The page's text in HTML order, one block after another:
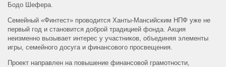
Бодо Шефера.
Семейный «Финтест» проводится Ханты-Мансийским НПФ уже не
первый год и становится доброй традицией фонда. Акция
неизменно вызывает интерес у участников, объединяя элементы
игры, семейного досуга и финансового просвещения.
Проект направлен на повышение финансовой грамотности,